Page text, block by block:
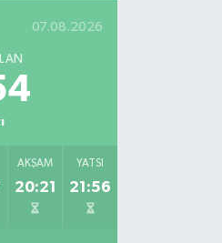
07.08.2026
AKŞAM
20:21
YATSI
21:56